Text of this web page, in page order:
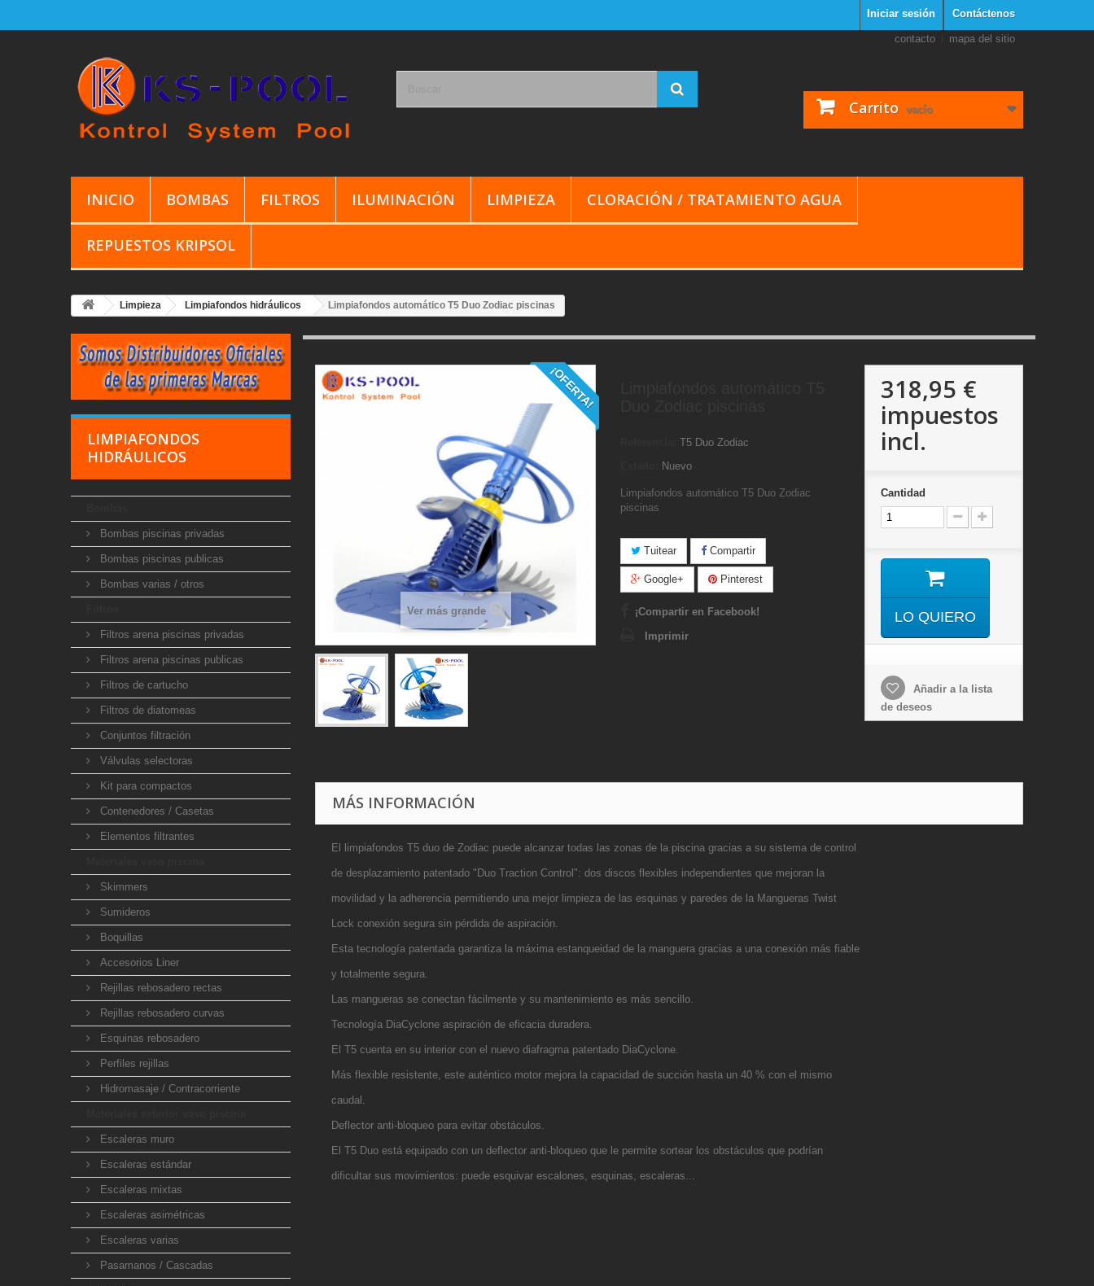
Contáctenos
Iniciar sesión
contacto mapa del sitio
Carrito vacío
INICIO BOMBAS FILTROS ILUMINACIÓN LIMPIEZA CLORACIÓN / TRATAMIENTO AGUA
REPUESTOS KRIPSOL
Limpieza Limpiafondos hidráulicos Limpiafondos automático T5 Duo Zodiac piscinas
LIMPIAFONDOS
HIDRÁULICOS
Bombas piscinas privadas
Bombas piscinas publicas
Bombas varias / otros
Filtros arena piscinas privadas
Filtros arena piscinas publicas
Filtros de cartucho
Filtros de diatomeas
Conjuntos filtración
Válvulas selectoras
Kit para compactos
Contenedores / Casetas
Elementos filtrantes
Skimmers
Sumideros
Boquillas
Accesorios Liner
Rejillas rebosadero rectas
Rejillas rebosadero curvas
Esquinas rebosadero
Perfiles rejillas
Hidromasaje / Contracorriente
Escaleras muro
Escaleras estándar
Escaleras mixtas
Escaleras asimétricas
Escaleras varias
Pasamanos / Cascadas
¡OFERTA!
Ver más grande
T5 Duo Zodiac
Nuevo
Limpiafondos automático T5 Duo Zodiac
piscinas
Tuitear Compartir
Google+ Pinterest
¡Compartir en Facebook!
Imprimir
318,95 €
impuestos
incl.
Cantidad
LO QUIERO
Añadir a la lista
de deseos
MÁS INFORMACIÓN
El limpiafondos T5 duo de Zodiac puede alcanzar todas las zonas de la piscina gracias a su sistema de control
de desplazamiento patentado "Duo Traction Control": dos discos flexibles independientes que mejoran la
movilidad y la adherencia permitiendo una mejor limpieza de las esquinas y paredes de la Mangueras Twist
Lock conexión segura sin pérdida de aspiración.
Esta tecnología patentada garantiza la máxima estanqueidad de la manguera gracias a una conexión más fiable
y totalmente segura.
Las mangueras se conectan fácilmente y su mantenimiento es más sencillo.
Tecnología DiaCyclone aspiración de eficacia duradera.
El T5 cuenta en su interior con el nuevo diafragma patentado DiaCyclone.
Más flexible resistente, este auténtico motor mejora la capacidad de succión hasta un 40 % con el mismo
caudal.
Deflector anti-bloqueo para evitar obstáculos.
El T5 Duo está equipado con un deflector anti-bloqueo que le permite sortear los obstáculos que podrían
dificultar sus movimientos: puede esquivar escalones, esquinas, escaleras...